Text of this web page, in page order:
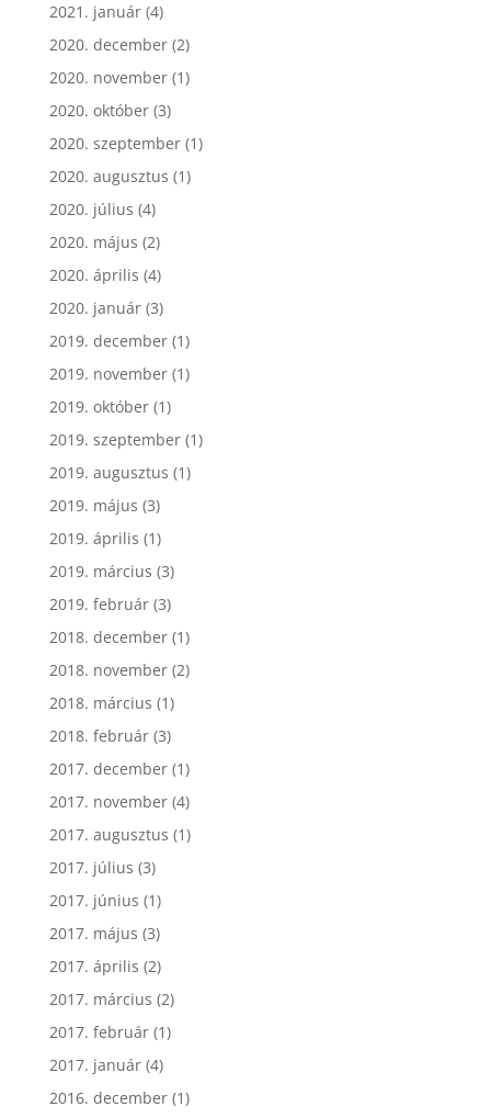
2021. január(4)
2020. december(2)
2020. november(1)
2020. október(3)
2020. szeptember(1)
2020. augusztus (1)
2020. július (4)
2020. május (2)
2020. április (4)
2020. január(3)
2019. december(1)
2019. november(1)
2019. október(1)
2019. szeptember(1)
2019. augusztus (1)
2019. május (3)
2019. április (1)
2019. március (3)
2019. február(3)
2018. december(1)
2018. november(2)
2018. március (1)
2018. február(3)
2017. december(1)
2017. november(4)
2017. augusztus (1)
2017. július (3)
2017. június (1)
2017. május (3)
2017. április (2)
2017. március (2)
2017. február(1)
2017. január(4)
2016. december(1)